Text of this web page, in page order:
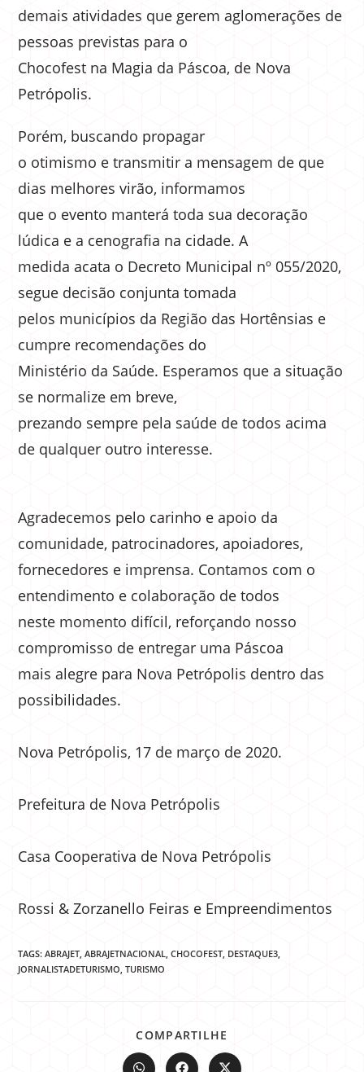
demais atividades que gerem aglomerações de
pessoas previstas para o
Chocofest na Magia da Páscoa, de Nova
Petrópolis.
Porém, buscando propagar
o otimismo e transmitir a mensagem de que
dias melhores virão, informamos
que o evento manterá toda sua decoração
lúdica e a cenografia na cidade. A
medida acata o Decreto Municipal nº 055/2020,
segue decisão conjunta tomada
pelos municípios da Região das Hortênsias e
cumpre recomendações do
Ministério da Saúde. Esperamos que a situação
se normalize em breve,
prezando sempre pela saúde de todos acima
de qualquer outro interesse.
Agradecemos pelo carinho e apoio da
comunidade, patrocinadores, apoiadores,
fornecedores e imprensa. Contamos com o
entendimento e colaboração de todos
neste momento difícil, reforçando nosso
compromisso de entregar uma Páscoa
mais alegre para Nova Petrópolis dentro das
possibilidades.
Nova Petrópolis, 17 de março de 2020.
Prefeitura de Nova Petrópolis
Casa Cooperativa de Nova Petrópolis
Rossi & Zorzanello Feiras e Empreendimentos
TAGS:ABRAJET ABRAJETNACIONAL CHOCOFEST DESTAQUE3
JORNALISTADETURISMO TURISMO
COMPARTILHE